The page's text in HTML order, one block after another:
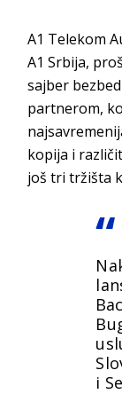
A1 Telekom
A1 Srbija,
sajber
partnerom,
kopija i
još tri tržišta
i